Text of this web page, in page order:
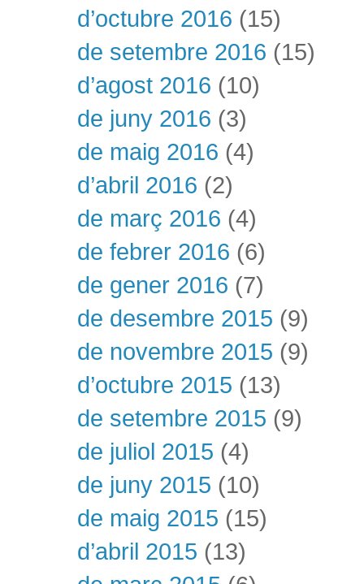
d’octubre 2016 (15)
de setembre 2016 (15)
d’agost 2016 (10)
de juny 2016 (3)
de maig 2016 (4)
d’abril 2016 (2)
de març 2016 (4)
de febrer 2016 (6)
de gener 2016 (7)
de desembre 2015 (9)
de novembre 2015 (9)
d’octubre 2015 (13)
de setembre 2015 (9)
de juliol 2015 (4)
de juny 2015 (10)
de maig 2015 (15)
d’abril 2015 (13)